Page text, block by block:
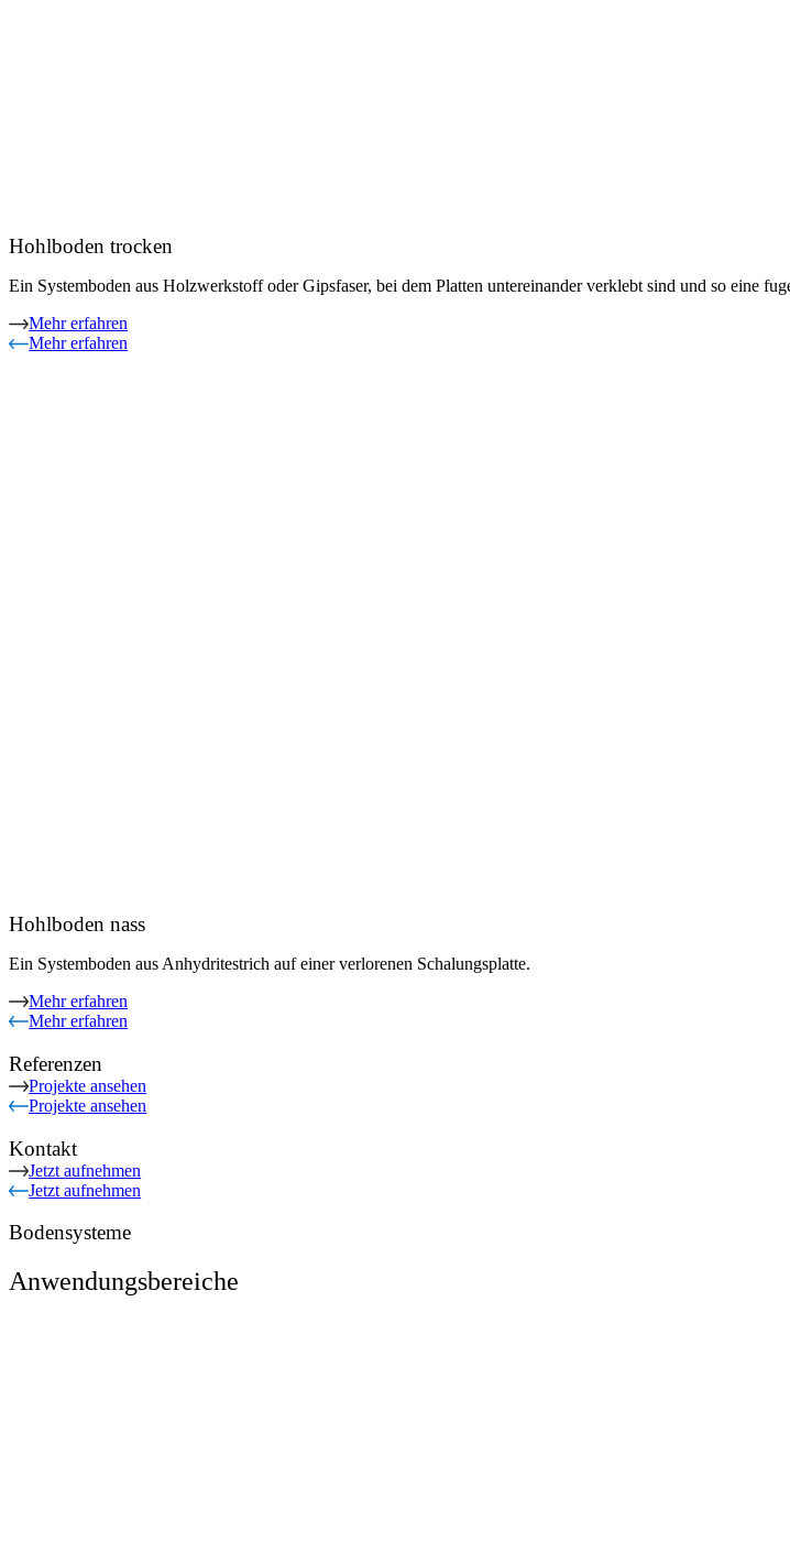
Hohlboden trocken
Ein Systemboden aus Holzwerkstoff oder Gipsfaser, bei dem Platten untereinander verklebt sind und so eine
Mehr erfahren
Mehr erfahren
Hohlboden nass
Ein Systemboden aus Anhydritestrich auf einer verlorenen Schalungsplatte.
Mehr erfahren
Mehr erfahren
Referenzen
Projekte ansehen
Projekte ansehen
Kontakt
Jetzt aufnehmen
Jetzt aufnehmen
Bodensysteme
Anwendungsbereiche